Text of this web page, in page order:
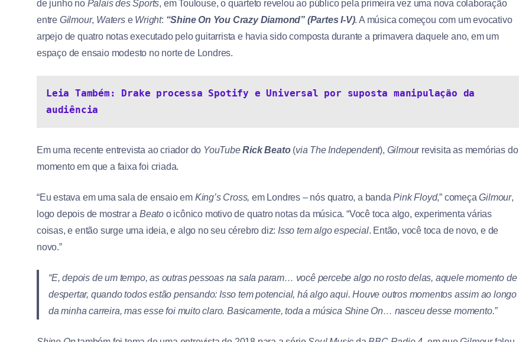
de junho no Palais des Sports, em Toulouse, o quarteto revelou ao público pela primeira vez uma nova colaboração
entre Gilmour, Waterse Wright: “Shine On You Crazy Diamond” (Partes I-V). A música começou com um evocativo
arpejo de quatro notas executado pelo guitarrista e havia sido composta durante a primavera daquele ano, em um
espaço de ensaio modesto no norte de Londres.
Leia Também: Drake processa Spotify e Universal por suposta manipulação da
audiência
Em uma recente entrevista ao criador do YouTubeRick Beato(via The Independent), Gilmour revisita as memórias do
momento em que a faixa foi criada.
“Eu estava em uma sala de ensaio em King’s Cross,em Londres – nós quatro, a bandaPink Floyd,” começaGilmour,
logo depois de mostrar aBeato o icônico motivo de quatro notas da música. “Você toca algo, experimenta várias
coisas, e então surge uma ideia, e algo no seu cérebro diz: Isso tem algo especial. Então, você toca de novo, e de
novo.”
“E, depois de um tempo, as outras pessoas na sala param… você percebe algo no rosto delas, aquele momento de
despertar, quando todos estão pensando: Isso tem potencial, há algo aqui. Houve outros momentos assim ao longo
da minha carreira, mas esse foi muito claro. Basicamente, toda a música Shine On… nasceu desse momento.”